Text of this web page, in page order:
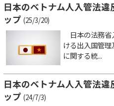
日本のベトナム人入管法
ップ (25/3/20)
日本の法務省
ける出入国管
に関する統...
日本のベトナム人入管法
ップ (24/7/3)